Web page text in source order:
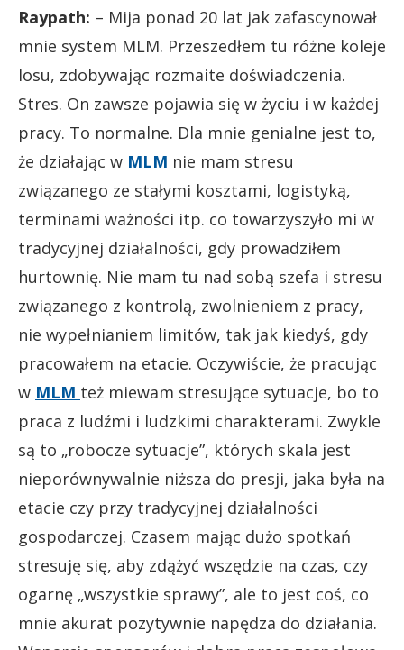
Raypath: – Mija ponad 20 lat jak zafascynował
mnie system MLM. Przeszedłem tu różne koleje
losu, zdobywając rozmaite doświadczenia.
Stres. On zawsze pojawia się w życiu i w każdej
pracy. To normalne. Dla mnie genialne jest to,
że działając w MLM nie mam stresu
związanego ze stałymi kosztami, logistyką,
terminami ważności itp. co towarzyszyło mi w
tradycyjnej działalności, gdy prowadziłem
hurtownię. Nie mam tu nad sobą szefa i stresu
związanego z kontrolą, zwolnieniem z pracy,
nie wypełnianiem limitów, tak jak kiedyś, gdy
pracowałem na etacie. Oczywiście, że pracując
w MLM też miewam stresujące sytuacje, bo to
praca z ludźmi i ludzkimi charakterami. Zwykle
są to „robocze sytuacje”, których skala jest
nieporównywalnie niższa do presji, jaka była na
etacie czy przy tradycyjnej działalności
gospodarczej. Czasem mając dużo spotkań
stresuję się, aby zdążyć wszędzie na czas, czy
ogarnę „wszystkie sprawy”, ale to jest coś, co
mnie akurat pozytywnie napędza do działania.